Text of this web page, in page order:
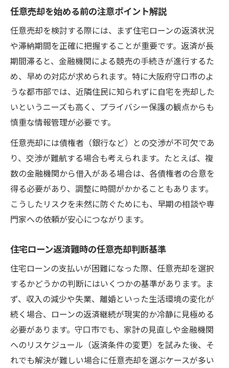
任意売却を始める前の注意ポイント解説
任意売却を検討する際には、まず住宅ローンの返済状況
や滞納期間を正確に把握することが重要です。返済が長
期間滞ると、金融機関による競売の手続きが進行するた
め、早めの対応が求められます。特に大阪府守口市のよ
うな都市部では、近隣住民に知られずに自宅を売却した
いというニーズも高く、プライバシー保護の観点からも
慎重な情報管理が必要です。
任意売却には債権者（銀行など）との交渉が不可欠であ
り、交渉が難航する場合も考えられます。たとえば、複
数の金融機関から借入がある場合は、各債権者の合意を
得る必要があり、調整に時間がかかることもあります。
こうしたリスクを未然に防ぐためにも、早期の相談や専
門家への依頼が安心につながります。
住宅ローン返済難時の任意売却判断基準
住宅ローンの支払いが困難になった際、任意売却を選択
するかどうかの判断にはいくつかの基準があります。ま
ず、収入の減少や失業、離婚といった生活環境の変化が
続く場合、ローンの返済継続が現実的か冷静に見極める
必要があります。守口市でも、家計の見直しや金融機関
へのリスケジュール（返済条件の変更）を試みた後、そ
れでも解決が難しい場合に任意売却を選ぶケースが多い